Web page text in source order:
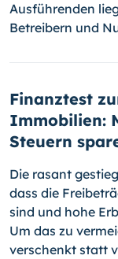
Ausführenden
Betreibern und
Finanztest
Immobilien:
Steuern
Die rasant
dass die
sind und hohe
Um das zu
verschenkt statt